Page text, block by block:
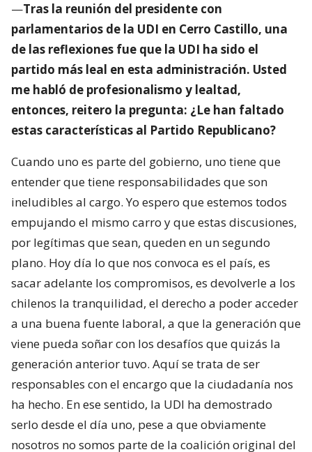
—Tras la reunión del presidente con
parlamentarios de la UDI en Cerro Castillo, una
de las reflexiones fue que la UDI ha sido el
partido más leal en esta administración. Usted
me habló de profesionalismo y lealtad,
entonces, reitero la pregunta: ¿Le han faltado
estas características al Partido Republicano?
Cuando uno es parte del gobierno, uno tiene que
entender que tiene responsabilidades que son
ineludibles al cargo. Yo espero que estemos todos
empujando el mismo carro y que estas discusiones,
por legítimas que sean, queden en un segundo
plano. Hoy día lo que nos convoca es el país, es
sacar adelante los compromisos, es devolverle a los
chilenos la tranquilidad, el derecho a poder acceder
a una buena fuente laboral, a que la generación que
viene pueda soñar con los desafíos que quizás la
generación anterior tuvo. Aquí se trata de ser
responsables con el encargo que la ciudadanía nos
ha hecho. En ese sentido, la UDI ha demostrado
serlo desde el día uno, pese a que obviamente
nosotros no somos parte de la coalición original del